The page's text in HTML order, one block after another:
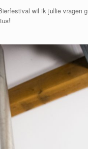
wil ik jullie vragen